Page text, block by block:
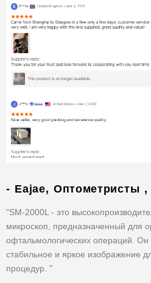
- Eajae, Оптометристы ,
"SM-2000L - это
микроскоп, предназначенный для
офтальмологических операций. Он
стабильное и яркое изображение
процедур. "